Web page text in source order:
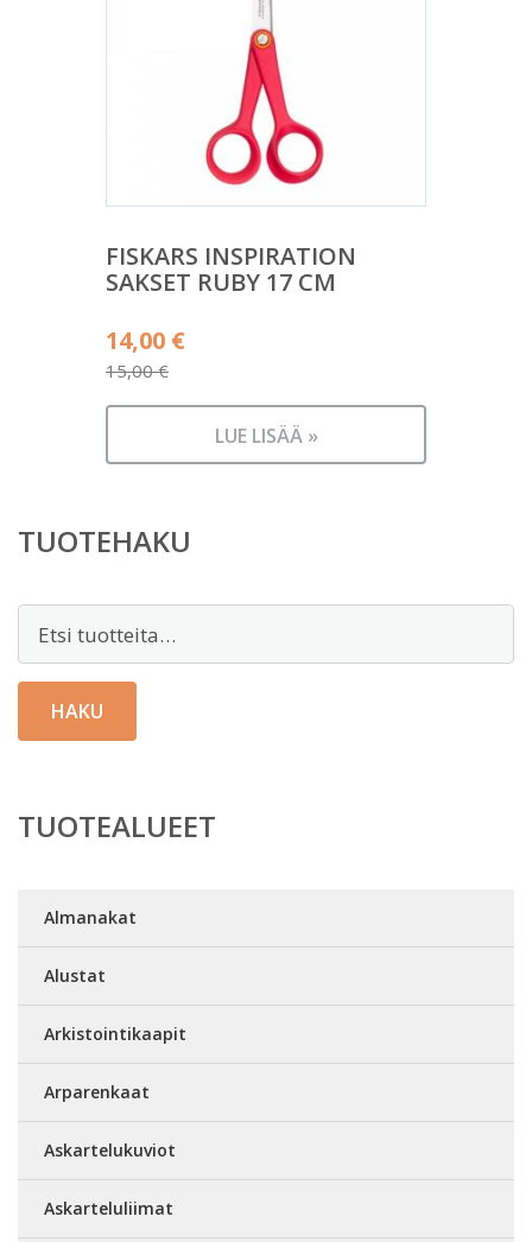
FISKARS INSPIRATION
SAKSET RUBY 17 CM
15,00€
Alkuperäinen
hinta
oli:
14,00 €
Nykyinen
on:
LUE LISÄÄ »
TUOTEHAKU
HAKU
TUOTEALUEET
Almanakat
Alustat
Arkistointikaapit
Arparenkaat
Askartelukuviot
Askarteluliimat